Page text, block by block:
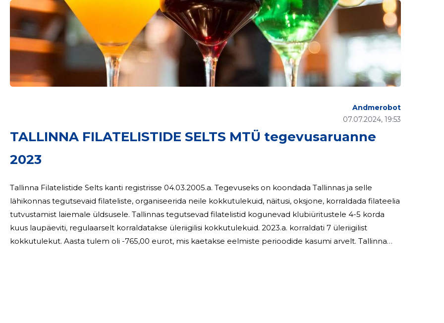
TALLINNA FILATELISTIDE SELTS MTÜ tegevusaruanne
2023
07.07.2024, 19:53
Andmerobot
Tallinna Filatelistide Selts kanti registrisse 04.03.2005.a. Tegevuseks on koondada Tallinnas ja selle
lähikonnas tegutsevaid filateliste, organiseerida neile kokkutulekuid, näitusi, oksjone, korraldada filateelia
tutvustamist laiemale üldsusele. Tallinnas tegutsevad filatelistid kogunevad klubiüritustele 4-5 korda
kuus laupäeviti, regulaarselt korraldatakse üleriigilisi kokkutulekuid. 2023.a. korraldati 7 üleriigilist
kokkutulekut. Aasta tulem oli -765,00 eurot, mis kaetakse eelmiste perioodide kasumi arvelt. Tallinna